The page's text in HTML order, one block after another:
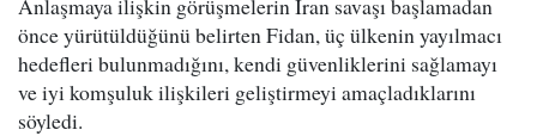
önce yürütüldüğünü belirten Fidan, üç ülkenin yayılmacı
hedefleri bulunmadığını, kendi güvenliklerini sağlamayı
ve iyi komşuluk ilişkileri geliştirmeyi amaçladıklarını
söyledi.